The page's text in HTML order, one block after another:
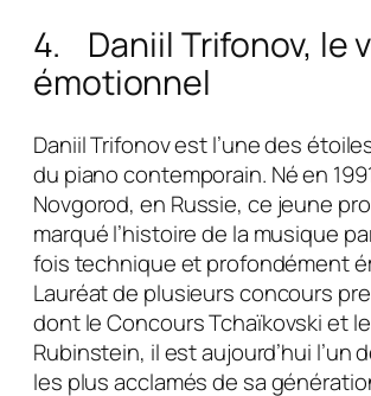
4. Daniil Trifonov, le
émotionnel
Daniil Trifonov est l’une des
du piano contemporain. Né en
Novgorod, en Russie, ce jeune
marqué l’histoire de la musique
fois technique et profondément
Lauréat de plusieurs concours
dont le Concours Tchaïkovski et
Rubinstein, il est aujourd’hui l’un
les plus acclamés de sa